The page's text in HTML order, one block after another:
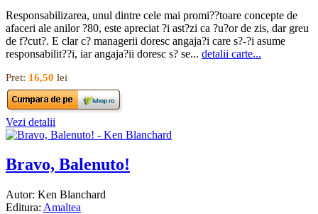
Responsabilizarea, unul dintre cele mai promi??toare concepte de
afaceri ale anilor ?80, este apreciat ?i ast?zi ca ?u?or de zis, dar greu
de f?cut?. E clar c? managerii doresc angaja?i care s?-?i asume
responsabilit??i, iar angaja?ii doresc s? se... detalii carte...
Pret: 16,50 lei
Vezi detalii
Bravo, Balenuto!
Autor: Ken Blanchard
Editura: Amaltea